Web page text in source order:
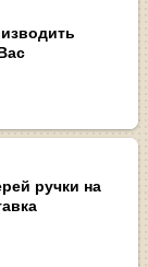
ручки на